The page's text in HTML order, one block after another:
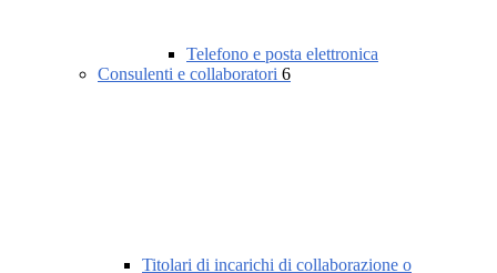
Telefono e posta elettronica
Consulenti e collaboratori 6
Titolari di incarichi di collaborazione o